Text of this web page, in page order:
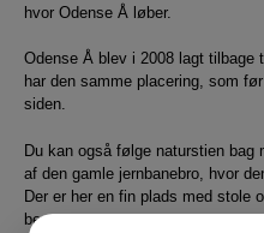
hvor Odense Å løber.
Odense Å blev i 2008 lagt tilbage
har den samme placering, som
siden.
Du kan også følge naturstien bag
af den gamle jernbanebro, hvor
Der er her en fin plads med stole
benyttes.